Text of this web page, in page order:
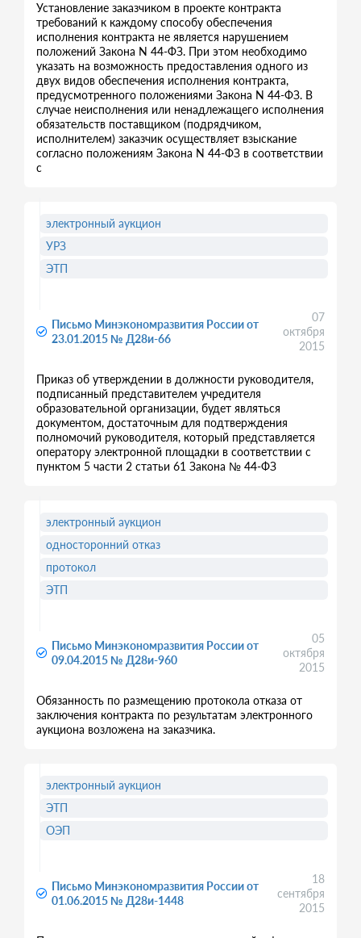
Установление заказчиком в проекте контракта
требований к каждому способу обеспечения
исполнения контракта не является нарушением
положений Закона N 44-ФЗ. При этом необходимо
указать на возможность предоставления одного из
двух видов обеспечения исполнения контракта,
предусмотренного положениями Закона N 44-ФЗ. В
случае неисполнения или ненадлежащего исполнения
обязательств поставщиком (подрядчиком,
исполнителем) заказчик осуществляет взыскание
согласно положениям Закона N 44-ФЗ в соответствии
с
Письмо Минэкономразвития России от
23.01.2015 № Д28и-66
07
октября
2015
Приказ об утверждении в должности руководителя,
подписанный представителем учредителя
образовательной организации, будет являться
документом, достаточным для подтверждения
полномочий руководителя, который представляется
оператору электронной площадки в соответствии с
пунктом 5 части 2 статьи 61 Закона № 44-ФЗ
электронный аукцион
УРЗ
ЭТП
Письмо Минэкономразвития России от
09.04.2015 № Д28и-960
05
октября
2015
Обязанность по размещению протокола отказа от
заключения контракта по результатам электронного
аукциона возложена на заказчика.
электронный аукцион
односторонний отказ
протокол
ЭТП
Письмо Минэкономразвития России от
01.06.2015 № Д28и-1448
18
сентября
2015
электронный аукцион
ЭТП
ОЭП